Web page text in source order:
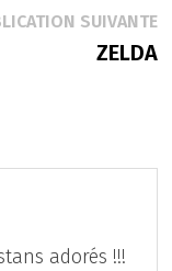
SUIVANTE
ZELDA
adorés !!!